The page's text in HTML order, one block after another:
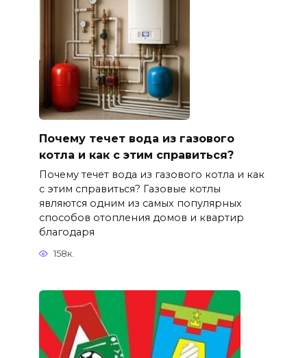
Почему течет вода из газового
котла и как с этим справиться?
Почему течет вода из газового котла и как
с этим справиться? Газовые котлы
являются одним из самых популярных
способов отопления домов и квартир
благодаря
158к.